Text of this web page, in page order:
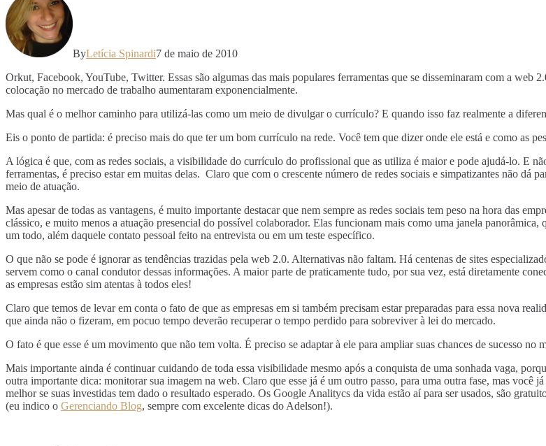
ByLetícia Spinardi7 de maio de 2010
Orkut, Facebook, YouTube, Twitter. Essas são algumas das mais populares ferramentas que se disseminaram com a web
colocação no mercado de trabalho aumentaram exponencialmente.
Mas qual é o melhor caminho para utilizá-las como um meio de divulgar o currículo? E quando isso faz realmente a
Eis o ponto de partida: é preciso mais do que ter um bom currículo na rede. Você tem que dizer onde ele está e como as
A lógica é que, com as redes sociais, a visibilidade do currículo do profissional que as utiliza é maior e pode ajudá-lo. E
ferramentas, é preciso estar em muitas delas. Claro que com o crescente número de redes sociais e simpatizantes não dá
meio de atuação.
Mas apesar de todas as vantagens, é muito importante destacar que nem sempre as redes sociais tem peso na hora das
clássico, e muito menos a atuação presencial do possível colaborador. Elas funcionam mais como uma janela
um todo, além daquele contato pessoal feito na entrevista ou em um teste específico.
O que não se pode é ignorar as tendências trazidas pela web 2.0. Alternativas não faltam. Há centenas de sites
servem como o canal condutor dessas informações. A maior parte de praticamente tudo, por sua vez, está diretamente
as empresas estão sim atentas à todos eles!
Claro que temos de levar em conta o fato de que as empresas em si também precisam estar preparadas para essa nova
que ainda não o fizeram, em pocuo tempo deverão recuperar o tempo perdido para sobreviver à lei do mercado.
O fato é que esse é um movimento que não tem volta. É preciso se adaptar à ele para ampliar suas chances de sucesso no
Mais importante ainda é continuar cuidando de toda essa visibilidade mesmo após a conquista de uma sonhada vaga,
outra importante dica: monitorar sua imagem na web. Claro que esse já é um outro passo, para uma outra fase, mas você
melhor se suas investidas tem dado o resultado esperado. Os Google Analitycs da vida estão aí para ser usados, são
(eu indico o Gerenciando Blog, sempre com excelente dicas do Adelson!).